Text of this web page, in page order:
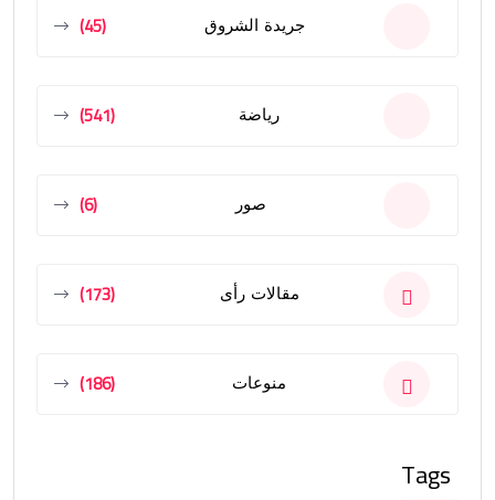
جريدة الشروق (45)
رياضة (541)
صور (6)
مقالات رأى (173)
منوعات (186)
Tags